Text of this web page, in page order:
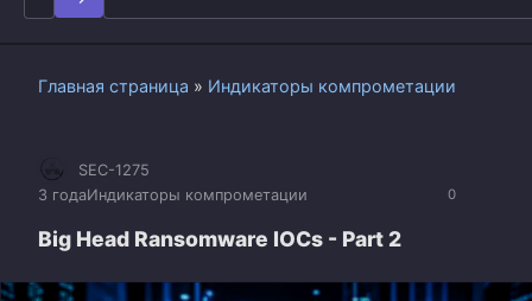
for:
Главная страница » Индикаторы компрометации
0
SEC-1275
3 годаИндикаторы компрометации
Big Head Ransomware IOCs - Part 2